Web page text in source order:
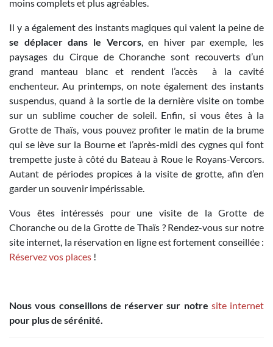
moins complets et plus agréables.
Il y a également des instants magiques qui valent la peine de
se déplacer dans le Vercors, en hiver par exemple, les
paysages du Cirque de Choranche sont recouverts d’un
grand manteau blanc et rendent l’accès à la cavité
enchenteur. Au printemps, on note également des instants
suspendus, quand à la sortie de la dernière visite on tombe
sur un sublime coucher de soleil. Enfin, si vous êtes à la
Grotte de Thaïs, vous pouvez profiter le matin de la brume
qui se lève sur la Bourne et l’après-midi des cygnes qui font
trempette juste à côté du Bateau à Roue le Royans-Vercors.
Autant de périodes propices à la visite de grotte, afin d’en
garder un souvenir impérissable.
Vous êtes intéressés pour une visite de la Grotte de
Choranche ou de la Grotte de Thaïs ? Rendez-vous sur notre
site internet, la réservation en ligne est fortement conseillée :
Réservez vos places !
Nous vous conseillons de réserver sur notre site internet
pour plus de sérénité.